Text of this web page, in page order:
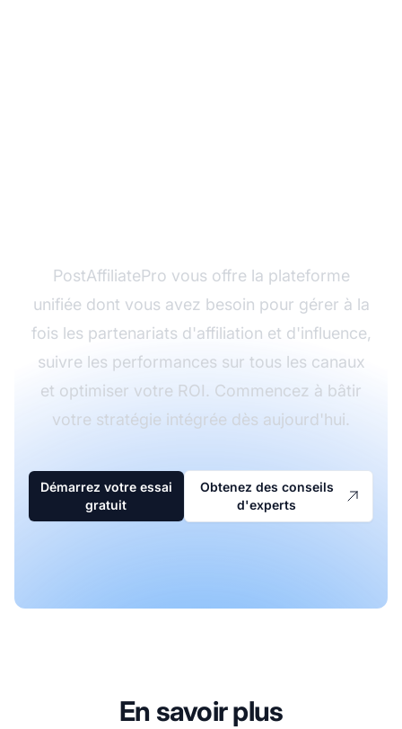
PostAffiliatePro vous offre la plateforme
unifiée dont vous avez besoin pour gérer à la
fois les partenariats d'affiliation et d'influence,
suivre les performances sur tous les canaux
et optimiser votre ROI. Commencez à bâtir
votre stratégie intégrée dès aujourd'hui.
Démarrez votre essai
gratuit
Obtenez des conseils
d'experts
En savoir plus